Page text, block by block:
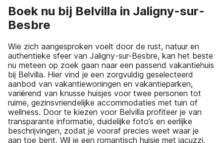
Boek nu bij Belvilla in Jaligny-sur-
Besbre
Wie zich aangesproken voelt door de rust, natuur en
authentieke sfeer van Jaligny-sur-Besbre, kan het beste
nu meteen op zoek gaan naar een passend vakantiehuis
bij Belvilla. Hier vind je een zorgvuldig geselecteerd
aanbod van vakantiewoningen en vakantieparken,
variërend van knusse huisjes voor twee personen tot
ruime, gezinsvriendelijke accommodaties met tuin of
wellness. Door te kiezen voor Belvilla profiteer je van
transparante informatie, duidelijke foto’s en eerlijke
beschrijvingen, zodat je vooraf precies weet waar je
aan toe bent. Wil je een romantisch huisje met jacuzzi,